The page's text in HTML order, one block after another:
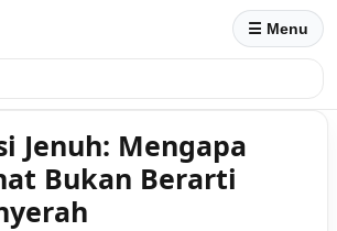
☰ Menu
Jenuh: Mengapa
Bukan Berarti